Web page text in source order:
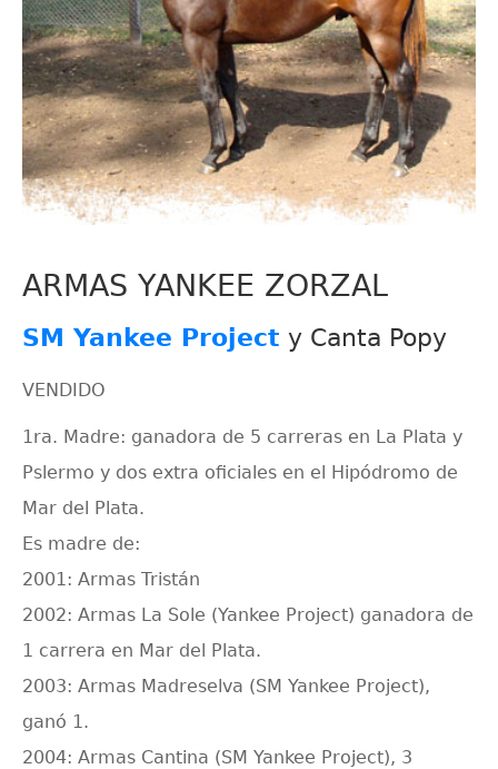
ARMAS YANKEE ZORZAL
SM Yankee Project y Canta Popy
VENDIDO
1ra. Madre: ganadora de 5 carreras en La Plata y
Pslermo y dos extra oficiales en el Hipódromo de
Mar del Plata.
Es madre de:
2001: Armas Tristán
2002: Armas La Sole (Yankee Project) ganadora de
1 carrera en Mar del Plata.
2003: Armas Madreselva (SM Yankee Project),
ganó 1.
2004: Armas Cantina (SM Yankee Project), 3